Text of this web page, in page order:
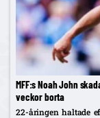
MFF:s Noah John
veckor borta
22-åringen haltade